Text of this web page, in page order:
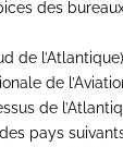
des
de
de
de
pays